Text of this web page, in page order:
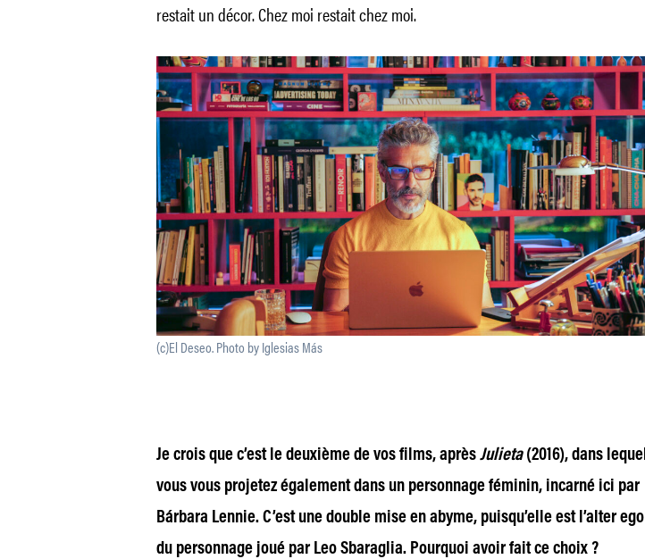
restait un décor. Chez moi restait chez moi.
(c)El Deseo. Photo by Iglesias Más
Je crois que c’est le deuxième de vos films, après Julieta (2016), dans lequel
vous vous projetez également dans un personnage féminin, incarné ici par
Bárbara Lennie. C’est une double mise en abyme, puisqu’elle est l’alter ego
du personnage joué par Leo Sbaraglia. Pourquoi avoir fait ce choix ?